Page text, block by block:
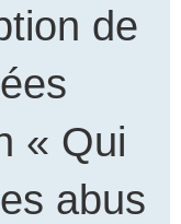
de
« Qui
abus